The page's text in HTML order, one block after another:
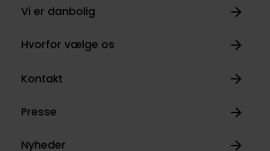
Vi er danbolig
Hvorfor vælge os
Kontakt
Presse
Nyheder